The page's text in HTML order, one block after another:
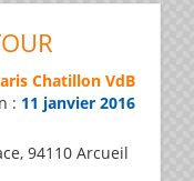
Chatillon VdB
: 11 janvier 2016
94110 Arcueil